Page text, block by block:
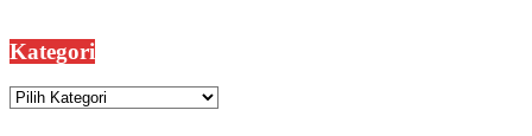
Kategori
Kategori